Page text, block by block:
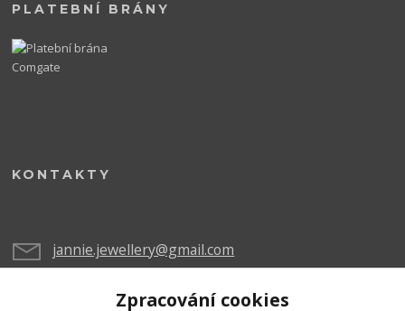
PLATEBNÍ BRÁNY
KONTAKTY
jannie.jewellery@gmail.com
Zpracování cookies